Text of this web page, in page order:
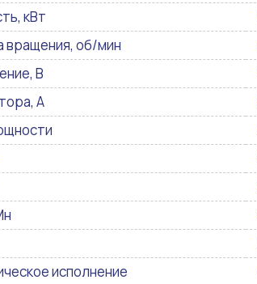
кВт
вращения, об/мин
В
А
исполнение